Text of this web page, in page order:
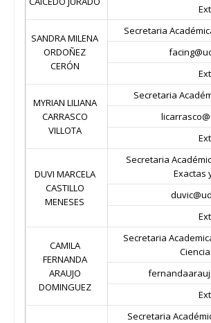
SANDRA MILENA
ORDOÑEZ
CERÓN
Secretaria
MYRIAN LILIANA
CARRASCO
VILLOTA
Secretaria
DUVI MARCELA
CASTILLO
MENESES
Secretaria
Exactas
CAMILA
FERNANDA
ARAUJO
DOMINGUEZ
Secretaria
Secretaria